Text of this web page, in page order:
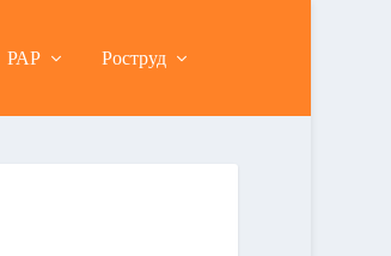
РАР Роструд